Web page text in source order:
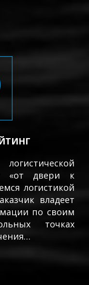
«от двери к
логистикой
владеет
по своим
точках